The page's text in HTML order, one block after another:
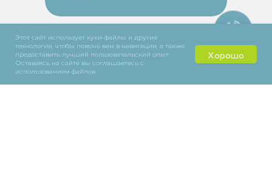
Этот сайт использует куки-файлы и другие
технологии, чтобы помочь вам в навигации, а также
предоставить лучший пользовательский опыт.
Оставаясь на сайте вы соглашаетесь с
использованием файлов.
Хорошо
Тел: +38 (044) 594-71-07